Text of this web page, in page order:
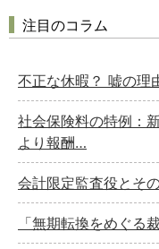
注目のコラム
不正な休暇？ 嘘の理
社会保険料の特例：
より報酬…
会計限定監査役とそ
「無期転換をめぐる